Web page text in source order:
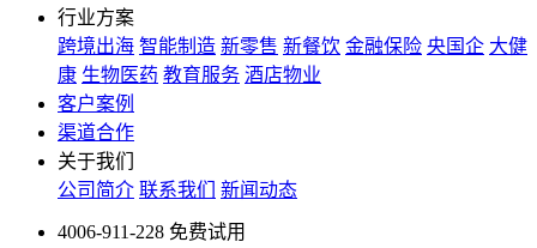
行业方案
跨境出海 智能制造 新零售 新餐饮 金融保险 央国企 大健
康 生物医药 教育服务 酒店物业
客户案例
渠道合作
关于我们
公司简介 联系我们 新闻动态
4006-911-228 免费试用